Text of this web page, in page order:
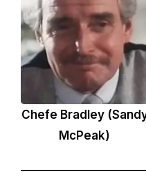
Chefe Bradley
McPeak)